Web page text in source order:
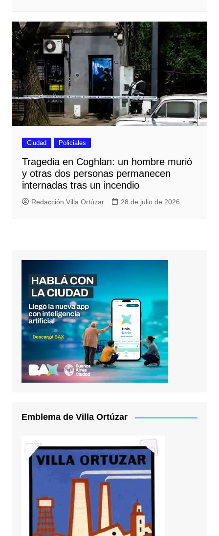
Ciudad Policiales
Tragedia en Coghlan: un hombre murió
y otras dos personas permanecen
internadas tras un incendio
Redacción Villa Ortúzar 28 de julio de 2026
Emblema de Villa Ortúzar